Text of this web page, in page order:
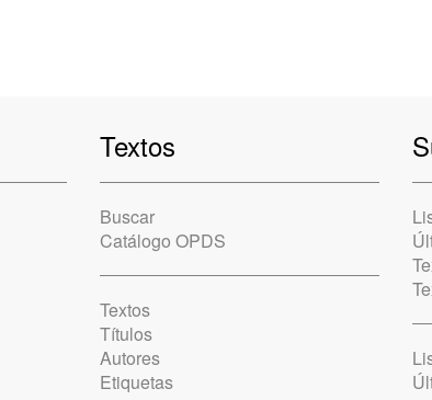
Textos
Buscar
Catálogo OPDS
Textos
Títulos
Autores
Etiquetas